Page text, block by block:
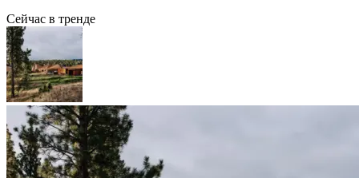
Сейчас в тренде